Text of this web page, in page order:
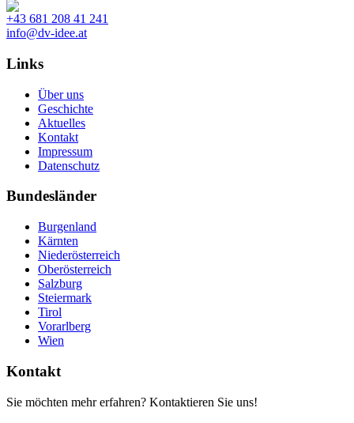
+43 681 208 41 241
info@dv-idee.at
Links
Über uns
Geschichte
Aktuelles
Kontakt
Impressum
Datenschutz
Bundesländer
Burgenland
Kärnten
Niederösterreich
Oberösterreich
Salzburg
Steiermark
Tirol
Vorarlberg
Wien
Kontakt
Sie möchten mehr erfahren? Kontaktieren Sie uns!